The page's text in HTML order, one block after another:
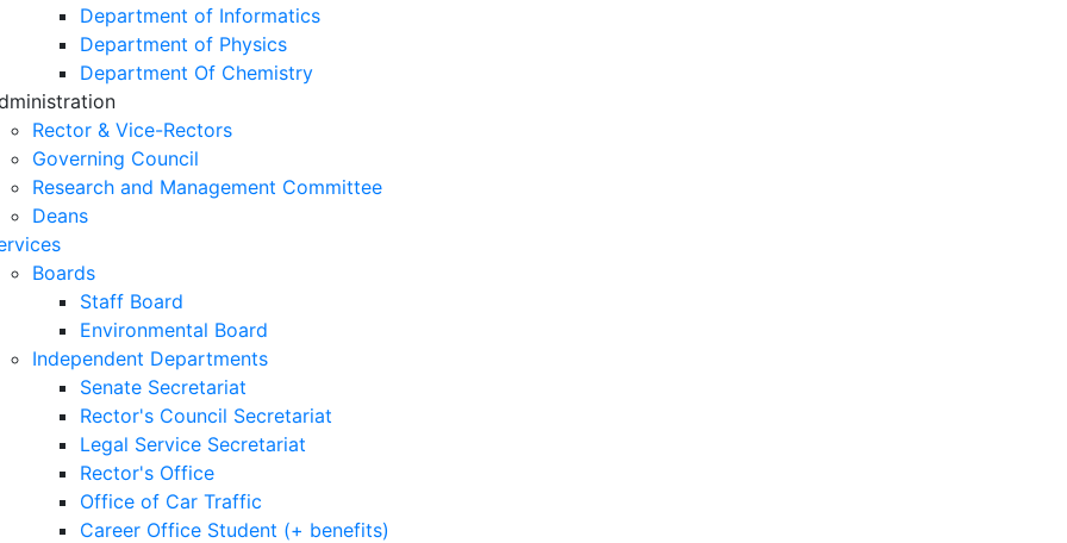
Department of Informatics
Department of Physics
Department Of Chemistry
Rector & Vice-Rectors
Governing Council
Research and Management Committee
Deans
Boards
Staff Board
Environmental Board
Independent Departments
Senate Secretariat
Rector's Council Secretariat
Legal Service Secretariat
Rector's Office
Office of Car Traffic
Career Office Student (+ benefits)